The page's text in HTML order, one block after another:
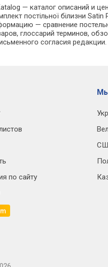
— каталог описаний и
постільної білизни
— сравнение
глоссарий терминов,
согласия редакции.
по сайту
Мы